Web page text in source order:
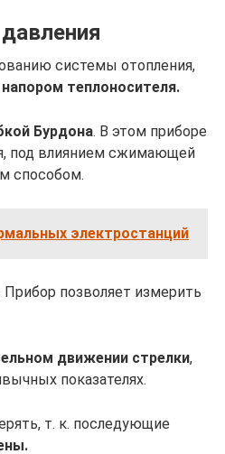
системы отопления,
теплоносителя.
Бурдона. В этом приборе
под влиянием сжимающей
способом.
электростанций
позволяет измерить
движении стрелки,
показателях.
т. к. последующие